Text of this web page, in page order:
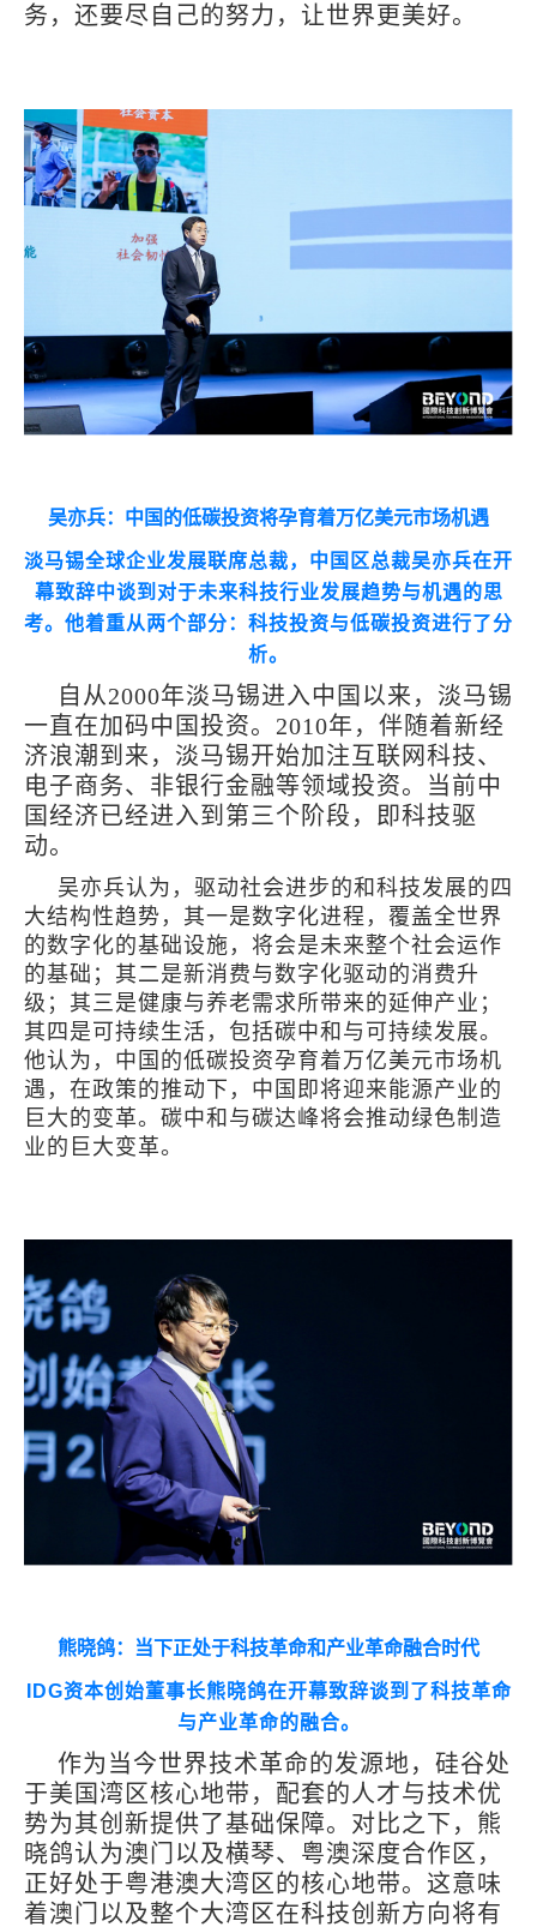
务，还要尽自己的努力，让世界更美好。
吴亦兵：中国的低碳投资将孕育着万亿美元市场机遇
淡马锡全球企业发展联席总裁，中国区总裁吴亦兵在开
幕致辞中谈到对于未来科技行业发展趋势与机遇的思
考。他着重从两个部分：科技投资与低碳投资进行了分
析。
自从2000年淡马锡进入中国以来，淡马锡
一直在加码中国投资。2010年，伴随着新经
济浪潮到来，淡马锡开始加注互联网科技、
电子商务、非银行金融等领域投资。当前中
国经济已经进入到第三个阶段，即科技驱
动。
吴亦兵认为，驱动社会进步的和科技发展的四
大结构性趋势，其一是数字化进程，覆盖全世界
的数字化的基础设施，将会是未来整个社会运作
的基础；其二是新消费与数字化驱动的消费升
级；其三是健康与养老需求所带来的延伸产业；
其四是可持续生活，包括碳中和与可持续发展。
他认为，中国的低碳投资孕育着万亿美元市场机
遇，在政策的推动下，中国即将迎来能源产业的
巨大的变革。碳中和与碳达峰将会推动绿色制造
业的巨大变革。
熊晓鸽：当下正处于科技革命和产业革命融合时代
IDG资本创始董事长熊晓鸽在开幕致辞谈到了科技革命
与产业革命的融合。
作为当今世界技术革命的发源地，硅谷处
于美国湾区核心地带，配套的人才与技术优
势为其创新提供了基础保障。对比之下，熊
晓鸽认为澳门以及横琴、粤澳深度合作区，
正好处于粤港澳大湾区的核心地带。这意味
着澳门以及整个大湾区在科技创新方向将有